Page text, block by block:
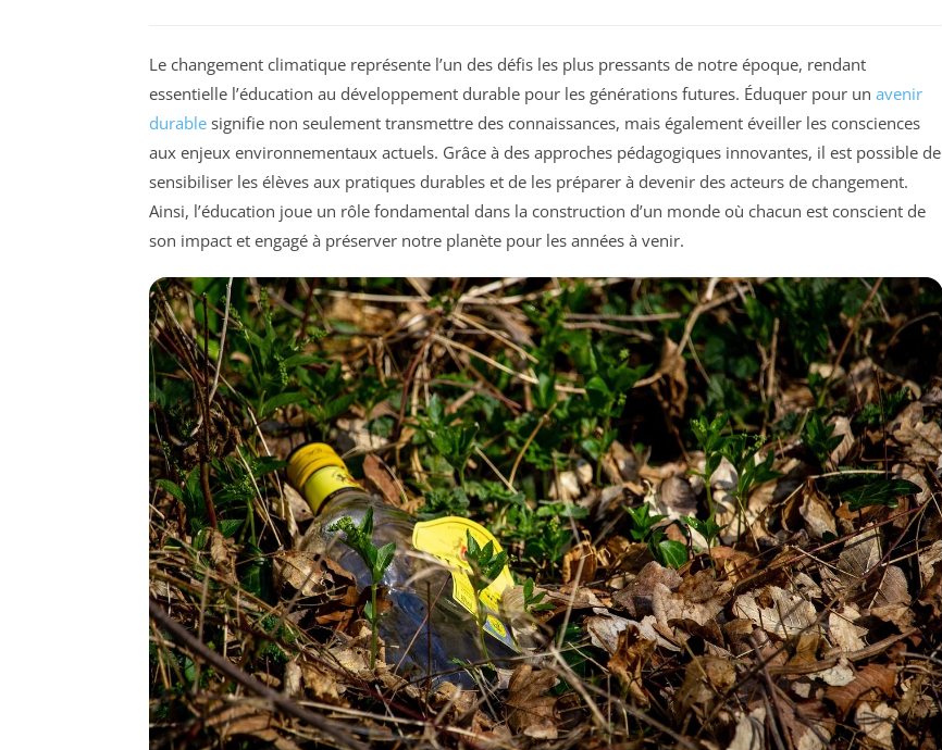
Le changement climatique représente l’un des défis les plus pressants de notre époque, rendant
essentielle l’éducation au développement durable pour les générations futures. Éduquer pour un avenir
durable signifie non seulement transmettre des connaissances, mais également éveiller les consciences
aux enjeux environnementaux actuels. Grâce à des approches pédagogiques innovantes, il est possible de
sensibiliser les élèves aux pratiques durables et de les préparer à devenir des acteurs de changement.
Ainsi, l’éducation joue un rôle fondamental dans la construction d’un monde où chacun est conscient de
son impact et engagé à préserver notre planète pour les années à venir.